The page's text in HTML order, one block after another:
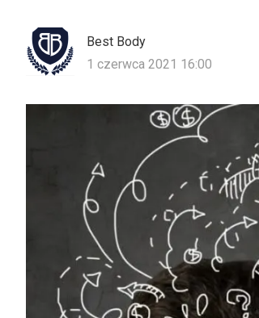
Best Body
1 czerwca 2021 16:00